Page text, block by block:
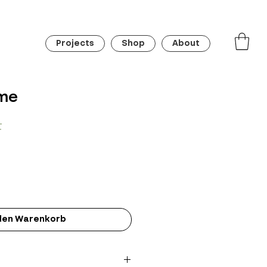
Projects Shop About
Warenkorb